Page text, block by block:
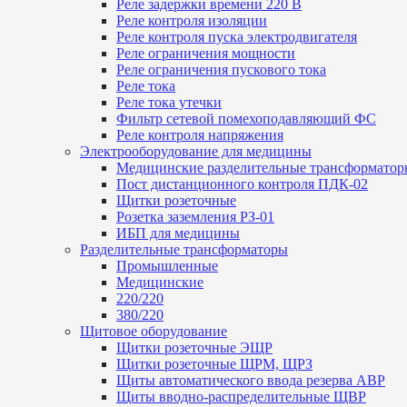
Реле задержки времени 220 В
Реле контроля изоляции
Реле контроля пуска электродвигателя
Реле ограничения мощности
Реле ограничения пускового тока
Реле тока
Реле тока утечки
Фильтр сетевой помехоподавляющий ФС
Реле контроля напряжения
Электрооборудование для медицины
Медицинские разделительные
Пост дистанционного контроля ПДК-02
Щитки розеточные
Розетка заземления РЗ-01
ИБП для медицины
Разделительные трансформаторы
Промышленные
Медицинские
220/220
380/220
Щитовое оборудование
Щитки розеточные ЭЩР
Щитки розеточные ЩРМ, ЩРЗ
Щиты автоматического ввода резерва АВР
Щиты вводно-распределительные ЩВР